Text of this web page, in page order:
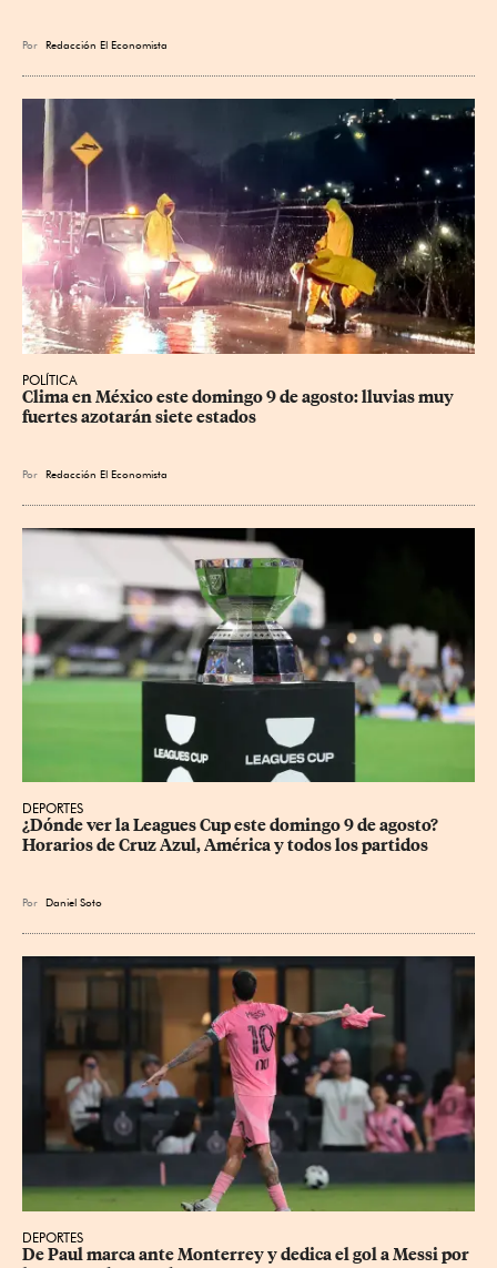
Por Redacción El Economista
POLÍTICA
Clima en México este domingo 9 de agosto: lluvias muy
fuertes azotarán siete estados
Por Redacción El Economista
DEPORTES
¿Dónde ver la Leagues Cup este domingo 9 de agosto?
Horarios de Cruz Azul, América y todos los partidos
Por Daniel Soto
DEPORTES
De Paul marca ante Monterrey y dedica el gol a Messi por